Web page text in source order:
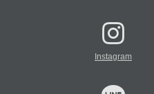
Instagram